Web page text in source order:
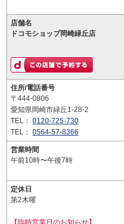
店舗名
ドコモショップ岡崎緑丘店
住所/電話番号
〒444-0806
愛知県岡崎市緑丘1-28-2
TEL： 0120-725-730
TEL： 0564-57-8366
営業時間
午前10時〜午後7時
定休日
第2木曜
【臨時営業日のお知らせ】